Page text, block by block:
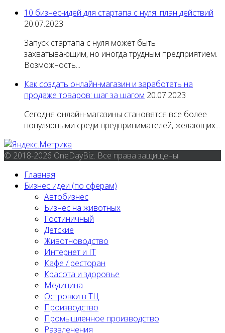
10 бизнес-идей для стартапа с нуля: план действий
20.07.2023
Запуск стартапа с нуля может быть
захватывающим, но иногда трудным предприятием.
Возможность...
Как создать онлайн-магазин и заработать на
продаже товаров: шаг за шагом 20.07.2023
Сегодня онлайн-магазины становятся все более
популярными среди предпринимателей, желающих...
© 2018-2026 OneDayBiz. Все права защищены.
Главная
Бизнес идеи (по сферам)
Автобизнес
Бизнес на животных
Гостиничный
Детские
Животноводство
Интернет и IT
Кафе / ресторан
Красота и здоровье
Медицина
Островки в ТЦ
Производство
Промышленное производство
Развлечения